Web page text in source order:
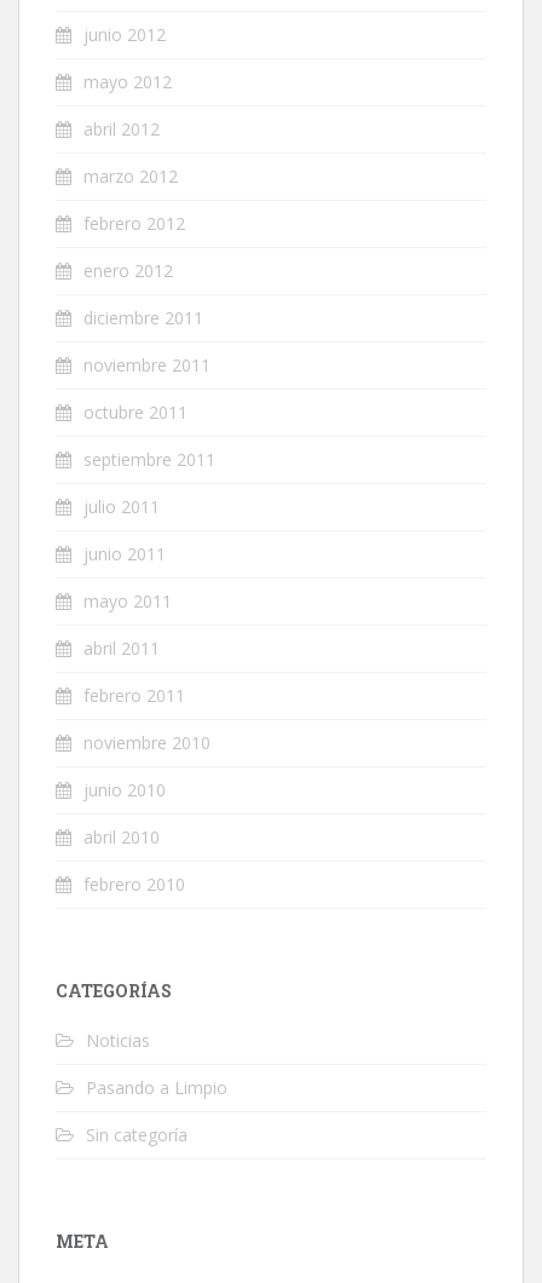
junio 2012
mayo 2012
abril 2012
marzo 2012
febrero 2012
enero 2012
diciembre 2011
noviembre 2011
octubre 2011
septiembre 2011
julio 2011
junio 2011
mayo 2011
abril 2011
febrero 2011
noviembre 2010
junio 2010
abril 2010
febrero 2010
CATEGORÍAS
Noticias
Pasando a Limpio
Sin categoría
META